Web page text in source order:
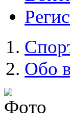
Обо